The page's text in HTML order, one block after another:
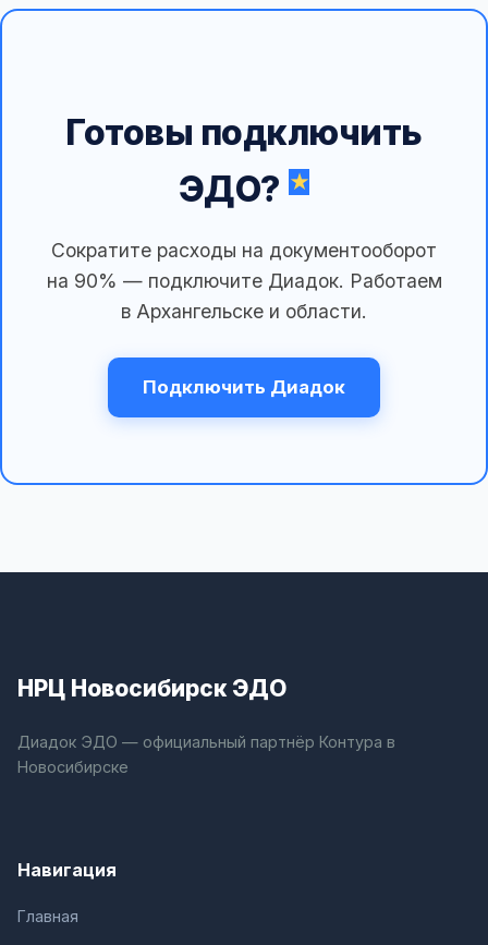
Готовы подключить
ЭДО?
Сократите расходы на документооборот
на 90% — подключите Диадок. Работаем
в Архангельске и области.
Подключить Диадок
НРЦ Новосибирск ЭДО
Диадок ЭДО — официальный партнёр Контура в
Новосибирске
Навигация
Главная